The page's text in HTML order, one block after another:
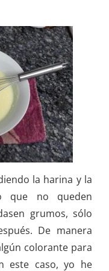
la harina y la
que no queden
grumos, sólo
De manera
colorante para
este caso, yo he